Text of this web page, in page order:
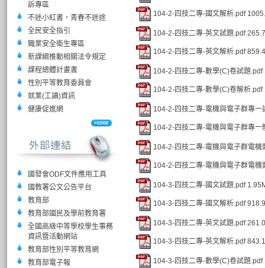
訴專區
不迷小紅書，青春不迷途
全民安全指引
職業安全衛生專區
新課綱推動相關法令規定
課程總體計畫書
性別平等教育委員會
就業(工讀)資訊
健康促進網
國發會ODF文件應用工具
國教署公文公告平台
教育部
教育部國民及學前教育署
全國高級中等學校學生事務
資訊暨活動網站
教育部性別平等教育網
教育部電子報
104-2-四技二專-國文解析.pdf
104-2-四技二專-英文試題.pdf
104-2-四技二專-英文解析.pdf
104-2-四技二專-數學(C)卷試題.pdf
104-2-四技二專-數學(C)卷解析.pdf
104-2-四技二專-電機與電子群專一
104-2-四技二專-電機與電子群專一
104-2-四技二專-電機與電子群電機
104-2-四技二專-電機與電子群電機
104-3-四技二專-國文試題.pdf
104-3-四技二專-國文解析.pdf
104-3-四技二專-英文試題.pdf
104-3-四技二專-英文解析.pdf
104-3-四技二專-數學(C)卷試題.pdf